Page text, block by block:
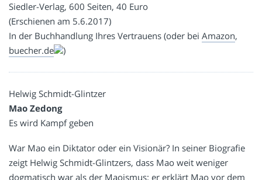
Siedler-Verlag, 600 Seiten, 40 Euro
(Erschienen am 5.6.2017)
In der Buchhandlung Ihres Vertrauens (oder bei Amazon,
buecher.de
)
Helwig Schmidt-Glintzer
Mao Zedong
Es wird Kampf geben
War Mao ein Diktator oder ein Visionär? In seiner Biografie
zeigt Helwig Schmidt-Glintzers, dass Mao weit weniger
dogmatisch war als der Maoismus: er erklärt Mao vor dem